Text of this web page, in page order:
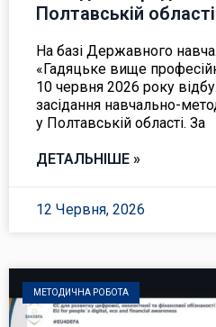
Полтавській області
На базі Державного
«Гадяцьке вище
10 червня 2026 року
засідання навчально-
у Полтавській області. За
ДЕТАЛЬНІШЕ »
12 Червня, 2026
МЕТОДИЧНА РОБОТА